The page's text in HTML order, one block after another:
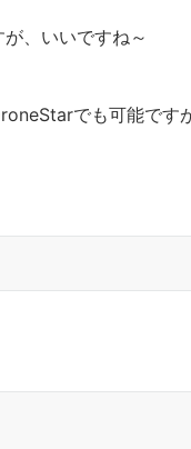
、いいですね～
でも可能で